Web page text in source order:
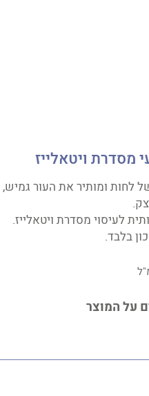
מסדרת ויטאלייז
לחות ומותיר את העור גמיש,
לעיסוי מסדרת ויטאלייז.
בלבד.
על המוצר